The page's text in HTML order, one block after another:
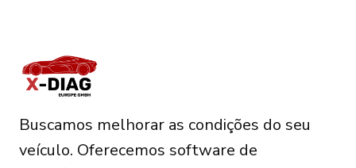
Buscamos melhorar as condições do seu
veículo. Oferecemos software de